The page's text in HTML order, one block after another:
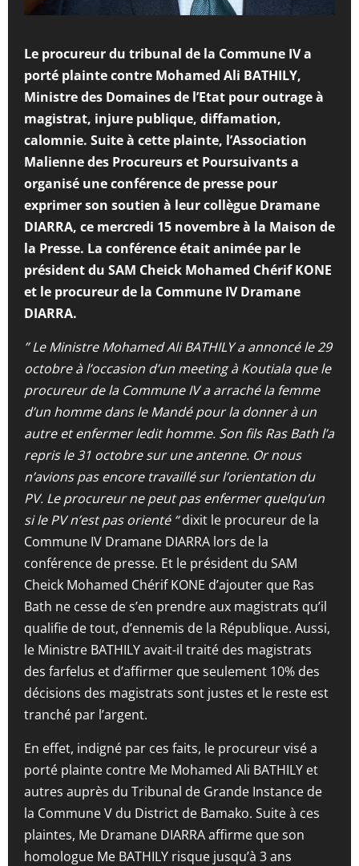
Le procureur du tribunal de la Commune IV a
porté plainte contre Mohamed Ali BATHILY,
Ministre des Domaines de l’Etat pour outrage à
magistrat, injure publique, diffamation,
calomnie. Suite à cette plainte, l’Association
Malienne des Procureurs et Poursuivants a
organisé une conférence de presse pour
exprimer son soutien à leur collègue Dramane
DIARRA, ce mercredi 15 novembre à la Maison de
la Presse. La conférence était animée par le
président du SAM Cheick Mohamed Chérif KONE
et le procureur de la Commune IV Dramane
DIARRA.
” Le Ministre Mohamed Ali BATHILY a annoncé le 29
octobre à l’occasion d’un meeting à Koutiala que le
procureur de la Commune IV a arraché la femme
d’un homme dans le Mandé pour la donner à un
autre et enfermer ledit homme. Son fils Ras Bath l’a
repris le 31 octobre sur une antenne. Or nous
n’avions pas encore travaillé sur l’orientation du
PV. Le procureur ne peut pas enfermer quelqu’un
si le PV n’est pas orienté “dixit le procureur de la
Commune IV Dramane DIARRA lors de la
conférence de presse. Et le président du SAM
Cheick Mohamed Chérif KONE d’ajouter que Ras
Bath ne cesse de s’en prendre aux magistrats qu’il
qualifie de tout, d’ennemis de la République. Aussi,
le Ministre BATHILY avait-il traité des magistrats
des farfelus et d’affirmer que seulement 10% des
décisions des magistrats sont justes et le reste est
tranché par l’argent.
En effet, indigné par ces faits, le procureur visé a
porté plainte contre Me Mohamed Ali BATHILY et
autres auprès du Tribunal de Grande Instance de
la Commune V du District de Bamako. Suite à ces
plaintes, Me Dramane DIARRA affirme que son
homologue Me BATHILY risque jusqu’à 3 ans